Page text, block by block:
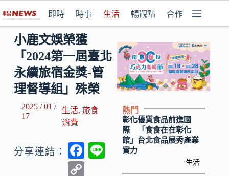
即時 時事 生活 暢觀點 合作媒體
小鹿文娛榮獲
「2024第一屆臺北
永續旅宿金獎-管
理督導組」殊榮
2025 / 01 /
17
生活, 旅食
消費
分享連結：
F
熱門
彰化優質食品前進國
際 「食食在在彰化
館」台北食品展秀產業
實力
生活